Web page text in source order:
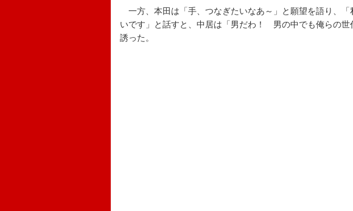
一方、本田は「手、つなぎたいなあ～」と願望を語り、「
いです」と話すと、中居は「男だわ！ 男の中でも俺らの世
誘った。